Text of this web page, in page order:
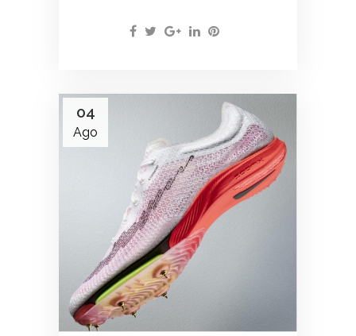
04
Ago